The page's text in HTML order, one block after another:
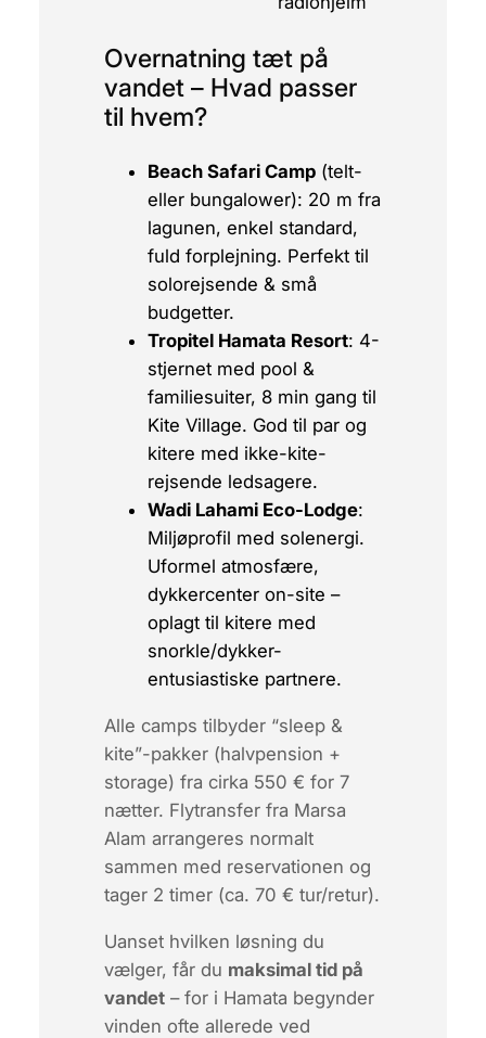
Overnatning tæt på
vandet – Hvad passer
til hvem?
Beach Safari Camp(telt-
eller bungalower): 20 m fra
lagunen, enkel standard,
fuld forplejning. Perfekt til
solorejsende & små
budgetter.
Tropitel Hamata Resort: 4-
stjernet med pool &
familiesuiter, 8 min gang til
Kite Village. God til par og
kitere med ikke-kite-
rejsende ledsagere.
Wadi Lahami Eco-Lodge:
Miljøprofil med solenergi.
Uformel atmosfære,
dykkercenter on-site –
oplagt til kitere med
snorkle/dykker-
entusiastiske partnere.
Alle camps tilbyder “sleep &
kite”-pakker (halvpension +
storage) fra cirka 550 € for 7
nætter. Flytransfer fra Marsa
Alam arrangeres normalt
sammen med reservationen og
tager 2 timer (ca. 70 € tur/retur).
Uanset hvilken løsning du
vælger, får du maksimal tid på
vandet– for i Hamata begynder
vinden ofte allerede ved